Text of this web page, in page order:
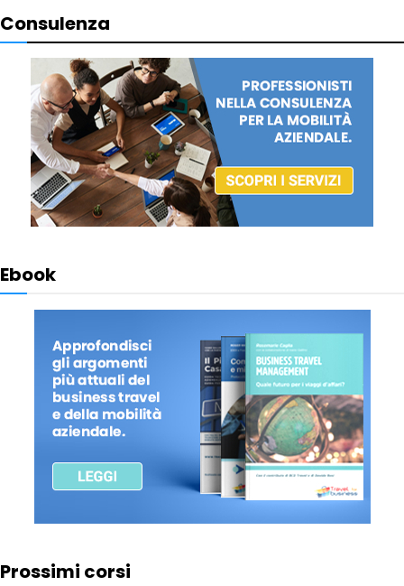
Consulenza
Ebook
Prossimi corsi